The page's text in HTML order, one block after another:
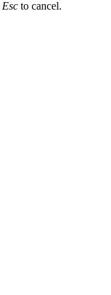
Esc to cancel.